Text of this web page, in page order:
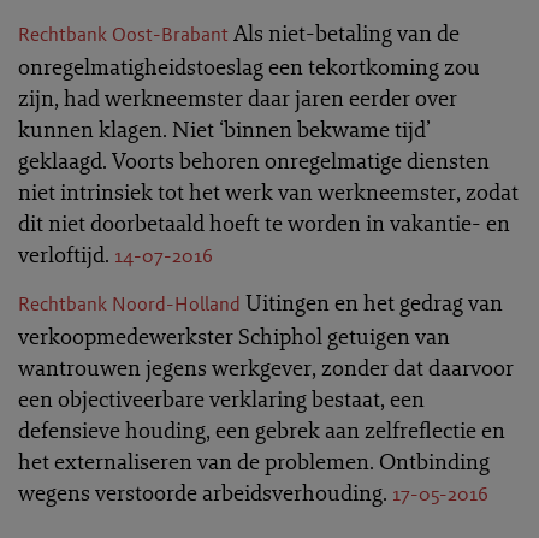
Rechtbank Oost-Brabant Als niet-betaling van de
onregelmatigheidstoeslag een tekortkoming zou
zijn, had werkneemster daar jaren eerder over
kunnen klagen. Niet ‘binnen bekwame tijd’
geklaagd. Voorts behoren onregelmatige diensten
niet intrinsiek tot het werk van werkneemster, zodat
dit niet doorbetaald hoeft te worden in vakantie- en
verloftijd. 14-07-2016
Rechtbank Noord-Holland Uitingen en het gedrag van
verkoopmedewerkster Schiphol getuigen van
wantrouwen jegens werkgever, zonder dat daarvoor
een objectiveerbare verklaring bestaat, een
defensieve houding, een gebrek aan zelfreflectie en
het externaliseren van de problemen. Ontbinding
wegens verstoorde arbeidsverhouding. 17-05-2016